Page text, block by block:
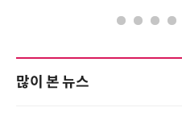
많이 본 뉴스